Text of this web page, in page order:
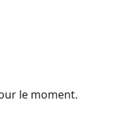
le moment.